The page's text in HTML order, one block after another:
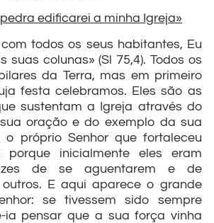
edificarei a minha Igreja»
todos os seus habitantes, Eu
suas colunas» (Sl 75,4). Todos os
da Terra, mas em primeiro
festa celebramos. Eles são as
sustentam a Igreja através do
oração e do exemplo da sua
o próprio Senhor que fortaleceu
porque inicialmente eles eram
de se aguentarem e de
E aqui aparece o grande
se tivessem sido sempre
ia pensar que a sua força vinha